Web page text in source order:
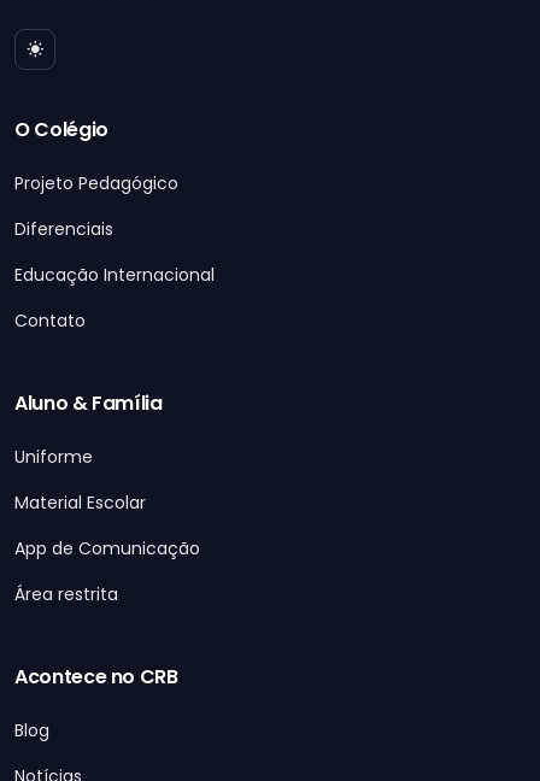
O Colégio
Projeto Pedagógico
Diferenciais
Educação Internacional
Contato
Aluno & Família
Uniforme
Material Escolar
App de Comunicação
Área restrita
Acontece no CRB
Blog
Notícias